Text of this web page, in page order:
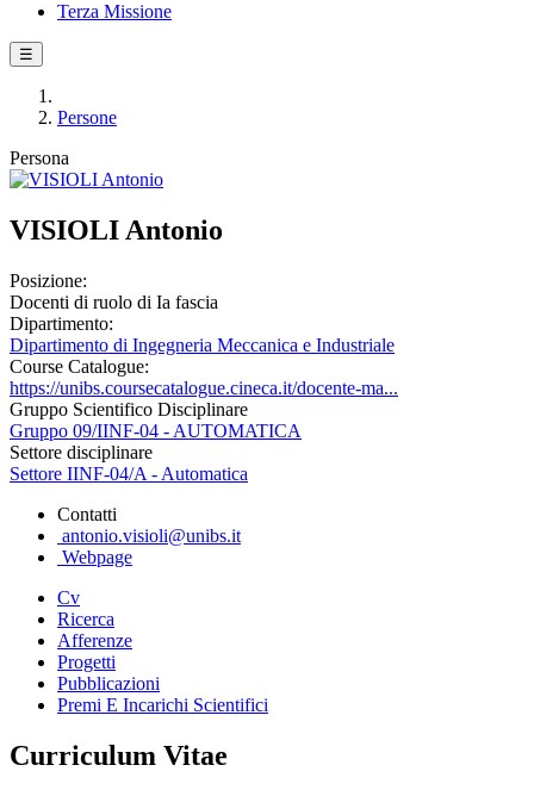
Terza Missione
☰
Persone
Persona
VISIOLI Antonio
Posizione:
Docenti di ruolo di Ia fascia
Dipartimento:
Dipartimento di Ingegneria Meccanica e Industriale
Course Catalogue:
https://unibs.coursecatalogue.cineca.it/docente-ma...
Gruppo Scientifico Disciplinare
Gruppo 09/IINF-04 - AUTOMATICA
Settore disciplinare
Settore IINF-04/A - Automatica
Contatti
antonio.visioli@unibs.it
Webpage
Cv
Ricerca
Afferenze
Progetti
Pubblicazioni
Premi E Incarichi Scientifici
Curriculum Vitae